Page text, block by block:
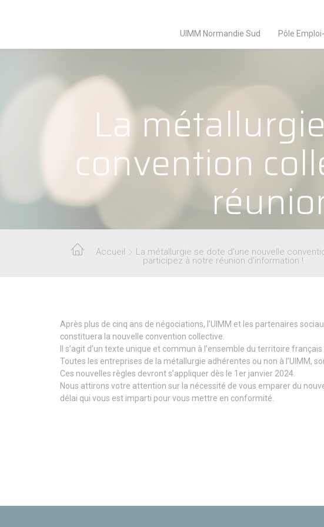
UIMM Normandie Sud
Pôle
La
convention
Accueil
La métallurgie se dote d’une nouvelle
participez à notre réunion d’information !
Après plus de cinq ans de négociations, l’UIMM et les partenaires
constituera la nouvelle convention collective.
Il s’agit d’un texte unique et commun à l’ensemble du territoire
Toutes les entreprises de la métallurgie adhérentes ou non à l’UIMM,
Ces nouvelles règles devront s’appliquer dès le 1er janvier 2024.
Nous attirons votre attention sur la nécessité de vous emparer du
délai qui vous est imparti pour vous mettre en conformité.